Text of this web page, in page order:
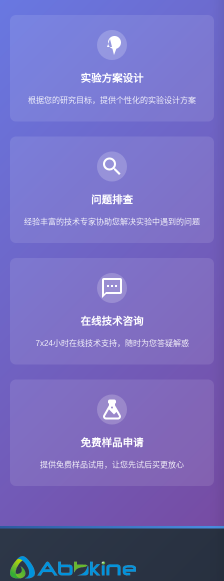
实验方案设计
根据您的研究目标，提供个性化的实验设计方案
问题排查
经验丰富的技术专家协助您解决实验中遇到的问题
在线技术咨询
7x24小时在线技术支持，随时为您答疑解惑
免费样品申请
提供免费样品试用，让您先试后买更放心